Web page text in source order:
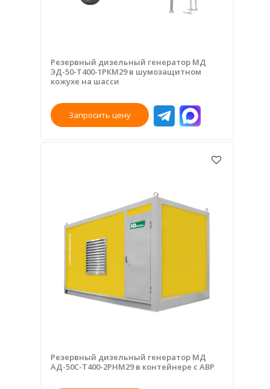
Резервный дизельный генератор МД
ЭД-50-Т400-1РКМ29 в шумозащитном
кожухе на шасси
Запросить цену
Резервный дизельный генератор МД
АД-50С-Т400-2РНМ29 в контейнере с АВР